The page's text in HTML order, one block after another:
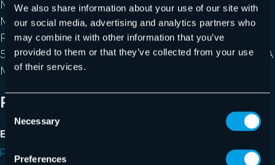
We also share information about your use of our site with
our social media, advertising and analytics partners who
may combine it with other information that you’ve
provided to them or that they’ve collected from your use
of their services.
Selection
Necessary
Preferences
Netzwerk von mehr als 5.000 Channel-Partnern und
MSPs sowie über 11 redundante, gesicherte
Rechenzentren. Die Premium-Services nutzen mehr als
50.000 Kunden, darunter Swisscom, Telefónica, KONICA
MINOLTA, LVM Versicherung, DEKRA und CLAAS.
Presseanfragen
Bitte kontaktieren Sie uns über
press@hornetsecurity.com